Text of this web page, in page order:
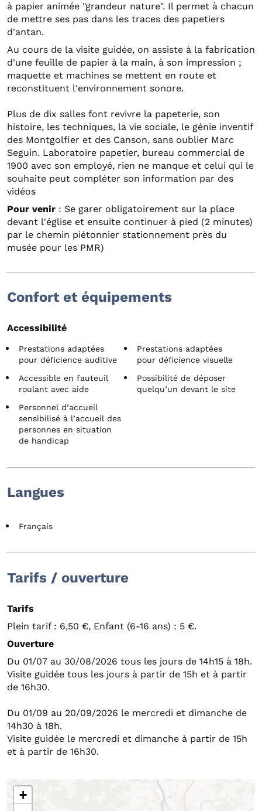
à papier animée "grandeur nature". Il permet à chacun
de mettre ses pas dans les traces des papetiers
d'antan.
Au cours de la visite guidée, on assiste à la fabrication
d'une feuille de papier à la main, à son impression ;
maquette et machines se mettent en route et
reconstituent l'environnement sonore.
Plus de dix salles font revivre la papeterie, son
histoire, les techniques, la vie sociale, le génie inventif
des Montgolfier et des Canson, sans oublier Marc
Seguin. Laboratoire papetier, bureau commercial de
1900 avec son employé, rien ne manque et celui qui le
souhaite peut compléter son information par des
vidéos
Pour venir : Se garer obligatoirement sur la place
devant l'église et ensuite continuer à pied (2 minutes)
par le chemin piétonnier stationnement près du
musée pour les PMR)
Confort et équipements
Accessibilité
Prestations adaptées
pour déficience auditive
Prestations adaptées
pour déficience visuelle
Accessible en fauteuil
roulant avec aide
Possibilité de déposer
quelqu’un devant le site
Personnel d’accueil
sensibilisé à l’accueil des
personnes en situation
de handicap
Langues
Français
Tarifs / ouverture
Tarifs
Plein tarif : 6,50 €, Enfant (6-16 ans) : 5 €.
Ouverture
Du 01/07 au 30/08/2026 tous les jours de 14h15 à 18h.
Visite guidée tous les jours à partir de 15h et à partir
de 16h30.
Du 01/09 au 20/09/2026 le mercredi et dimanche de
14h30 à 18h.
Visite guidée le mercredi et dimanche à partir de 15h
et à partir de 16h30.
+